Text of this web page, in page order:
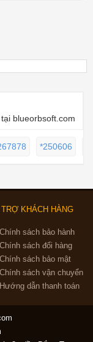
blueorbsoft.com
*250606
TRỢ KHÁCH HÀNG
Chính sách bảo hành
Chính sách đổi hàng
Chính sách bảo mật
Chính sách vận chuyển
Hướng dẫn thanh toán